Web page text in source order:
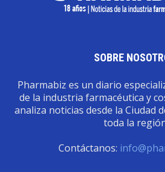
SOBRE
Pharmabiz es un diario
de la industria farmacéutica y
analiza noticias desde la Ciudad
toda la
Contáctanos: